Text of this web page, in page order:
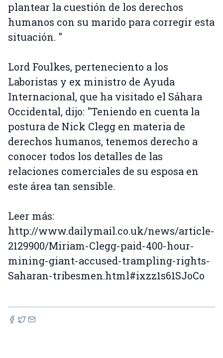
plantear la cuestión de los derechos
humanos con su marido para corregir esta
situación. "
Lord Foulkes, perteneciento a los
Laboristas y ex ministro de Ayuda
Internacional, que ha visitado el Sáhara
Occidental, dijo: "Teniendo en cuenta la
postura de Nick Clegg en materia de
derechos humanos, tenemos derecho a
conocer todos los detalles de las
relaciones comerciales de su esposa en
este área tan sensible.
Leer más:
http://www.dailymail.co.uk/news/article-
2129900/Miriam-Clegg-paid-400-hour-
mining-giant-accused-trampling-rights-
Saharan-tribesmen.html#ixzz1s61SJoCo